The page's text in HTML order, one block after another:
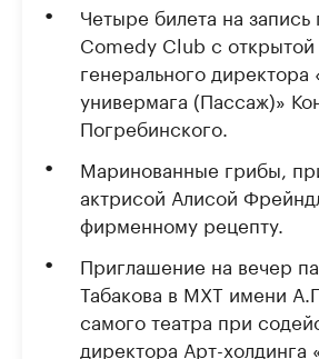
Четыре билета на
Comedy Club с открытой
генерального директора
универмага (Пассаж)»
Погребинского.
Маринованные грибы,
актрисой Алисой
фирменному рецепту.
Приглашение на вечер
Табакова в МХТ имени
самого театра при
директора Арт-холдинга